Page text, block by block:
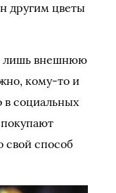
другим цветы
лишь внешнюю
кому-то и
в социальных
способ